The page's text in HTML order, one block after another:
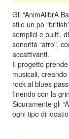
Gli “AnimAlibrA
stile un pò
semplici e puliti,
sonorità “afro”,
accattivanti.
Il progetto
musicali,
rock al blues
finendo con la
Sicuramente gli
ogni tipo di